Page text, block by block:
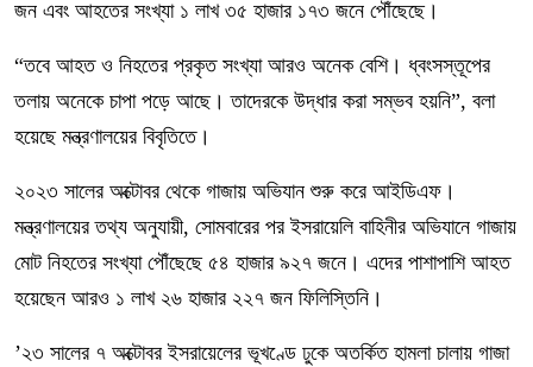
জন এবং আহতের সংখ্যা ১ লাখ ৩৫ হাজার ১৭৩ জনে পৌঁছেছে।
“তবে আহত ও নিহতের প্রকৃত সংখ্যা আরও অনেক বেশি। ধ্বংসস্তূপের
তলায় অনেকে চাপা পড়ে আছে। তাদেরকে উদ্ধার করা সম্ভব হয়নি”, বলা
হয়েছে মন্ত্রণালয়ের বিবৃতিতে।
২০২৩ সালের অক্টোবর থেকে গাজায় অভিযান শুরু করে আইডিএফ।
মন্ত্রণালয়ের তথ্য অনুযায়ী, সোমবারের পর ইসরায়েলি বাহিনীর অভিযানে গাজায়
মোট নিহতের সংখ্যা পৌঁছেছে ৫৪ হাজার ৯২৭ জনে। এদের পাশাপাশি আহত
হয়েছেন আরও ১ লাখ ২৬ হাজার ২২৭ জন ফিলিস্তিনি।
’২৩ সালের ৭ অক্টোবর ইসরায়েলের ভূখণ্ডে ঢুকে অতর্কিত হামলা চালায় গাজা